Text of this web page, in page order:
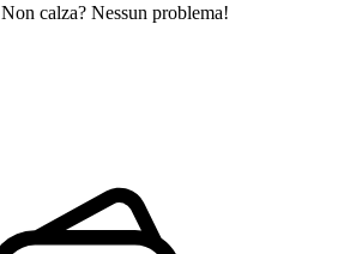
Non calza? Nessun problema!